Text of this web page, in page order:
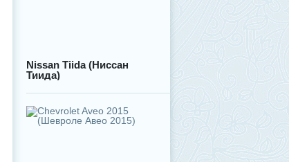
Nissan Tiida (Ниссан
Тиида)